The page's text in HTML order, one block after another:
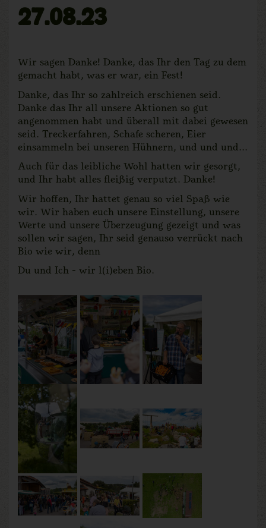
27.08.23
Wir sagen Danke! Danke, das Ihr den Tag zu dem
gemacht habt, was er war, ein Fest!
Danke, das Ihr so zahlreich erschienen seid.
Danke das Ihr all unsere Aktionen so gut
angenommen habt und überall mit dabei gewesen
seid. Treckerfahren, Schafe scheren, Eier
einsammeln bei unseren Hühnern, und und und...
Auch für das leibliche Wohl hatten wir gesorgt,
und Ihr habt alles fleißig verputzt. Danke!
Wir hoffen, Ihr hattet genau so viel Spaß wie
wir. Wir haben euch unsere Einstellung, unsere
Werte und unsere Überzeugung gezeigt und was
sollen wir sagen, Ihr seid genauso verrückt nach
Bio wie wir, denn
Du und Ich - wir l(i)eben Bio.